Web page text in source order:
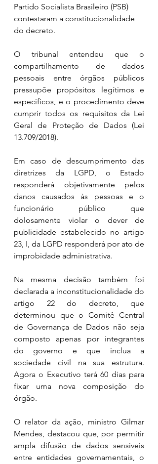
Partido Socialista Brasileiro (PSB)
contestaram a constitucionalidade
do decreto.
O tribunal entendeu que o
compartilhamento de dados
pessoais entre órgãos públicos
pressupõe propósitos legítimos e
específicos, e o procedimento deve
cumprir todos os requisitos da Lei
Geral de Proteção de Dados (Lei
13.709/2018).
Em caso de descumprimento das
diretrizes da LGPD, o Estado
responderá objetivamente pelos
danos causados às pessoas e o
funcionário público que
dolosamente violar o dever de
publicidade estabelecido no artigo
23, I, da LGPD responderá por ato de
improbidade administrativa.
Na mesma decisão também foi
declarada a inconstitucionalidade do
artigo 22 do decreto, que
determinou que o Comitê Central
de Governança de Dados não seja
composto apenas por integrantes
do governo e que inclua a
sociedade civil na sua estrutura.
Agora o Executivo terá 60 dias para
fixar uma nova composição do
órgão.
O relator da ação, ministro Gilmar
Mendes, destacou que, por permitir
ampla difusão de dados sensíveis
entre entidades governamentais, o